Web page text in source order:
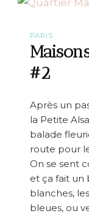
PARIS
#2
Après un
la Petite
balade
route pour
On se sent
et ça fait un
blanches,
bleues, ou